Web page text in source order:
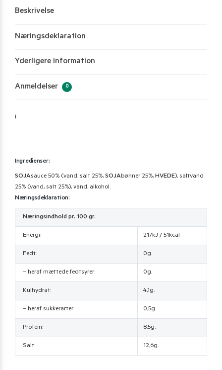
Beskrivelse
Næringsdeklaration
Yderligere information
Anmeldelser 0
i
Ingredienser:
SOJAsauce 50% (vand, salt 25%, SOJAbønner 25%, HVEDE), saltvand
25% (vand, salt 25%), vand, alkohol.
Næringsdeklaration:
Næringsindhold pr. 100 gr.
Energi: 217kJ / 51kcal
Fedt: 0g.
– heraf mættede fedtsyrer: 0g.
Kulhydrat: 4,1g.
– heraf sukkerarter: 0,5g.
Protein: 8,5g.
Salt: 12,6g.